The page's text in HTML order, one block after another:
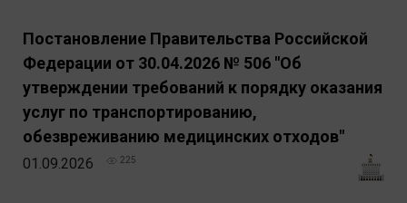
Постановление Правительства Российской
Федерации от 30.04.2026 № 506 "Об
утверждении требований к порядку оказания
услуг по транспортированию,
обезвреживанию медицинских отходов"
01.09.2026 225